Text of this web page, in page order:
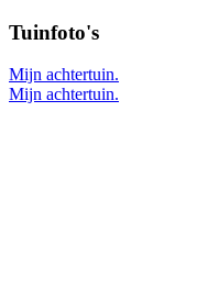
Tuinfoto's
Mijn achtertuin.
Mijn achtertuin.